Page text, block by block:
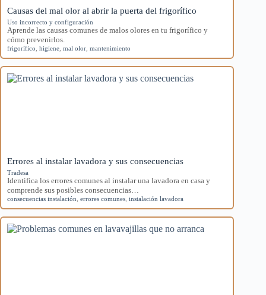
Causas del mal olor al abrir la puerta del frigorífico
Uso incorrecto y configuración
Aprende las causas comunes de malos olores en tu frigorífico y
cómo prevenirlos.
frigorífico higiene mal olor mantenimiento
Errores al instalar lavadora y sus consecuencias
Tradesa
Identifica los errores comunes al instalar una lavadora en casa y
comprende sus posibles consecuencias…
consecuencias instalación errores comunes instalación lavadora